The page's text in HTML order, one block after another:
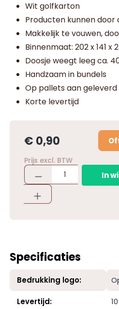
Wit golfkarton
Producten kunnen door
Makkelijk te vouwen,
Binnenmaat: 202 x 141 x
Doosje weegt leeg ca.
Handzaam in bundels
Op pallets aan geleverd
Korte levertijd
€ 0,90
Prijs excl. BTW
In
Specificaties
Bedrukking logo:
Levertijd: